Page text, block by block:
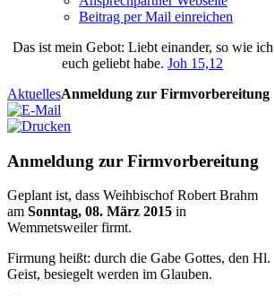
Beitrag per Mail einreichen
Das ist mein Gebot: Liebt einander, so wie ich
euch geliebt habe.Joh 15,12
AktuellesAnmeldung zur Firmvorbereitung
Anmeldung zur Firmvorbereitung
Geplant ist, dass Weihbischof Robert Brahm
am Sonntag, 08. März 2015 in
Wemmetsweiler firmt.
Firmung heißt: durch die Gabe Gottes, den Hl.
Geist, besiegelt werden im Glauben.